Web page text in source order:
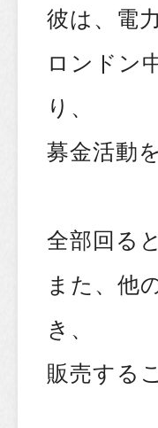
彼は、電
ロンドン
り、
募金活動
全部回る
また、他
き、
販売する